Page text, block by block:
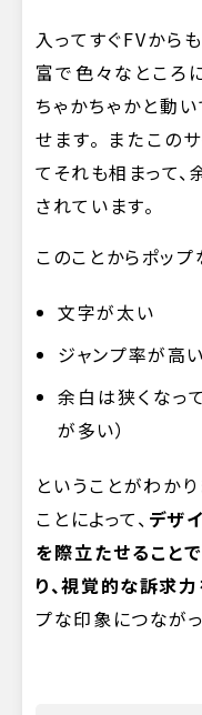
入ってすぐFVから
富で色々なところ
ちゃかちゃかと動
せます。 またこの
てそれも相まって
されています。
このことからポッ
文字が太い
ジャンプ率が高い
余白は狭くなっ
が多い）
ということがわか
ことによって、 デザ
を際立たせること
り、視覚的な訴求
プな印象につなが